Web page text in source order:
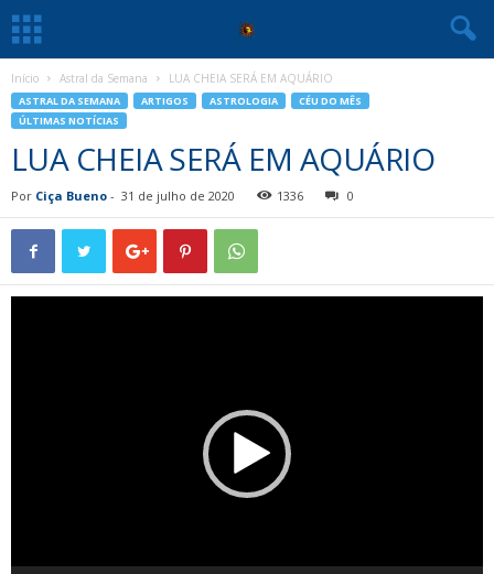
Início Astral da Semana LUA CHEIA SERÁ EM AQUÁRIO
ASTRAL DA SEMANA ARTIGOS ASTROLOGIA
CÉU DO MÊS
ÚLTIMAS NOTÍCIAS
LUA CHEIA SERÁ EM AQUÁRIO
Por Ciça Bueno - 31 de julho de 2020 1336 0